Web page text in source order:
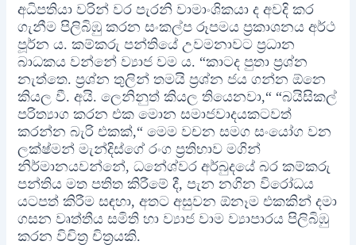
අධිපතියා වරින් වර පැරනි වාමාංශිකයා ද අවදි කර
ගැනීම පිලිබිඹු කරන සංකල්ප රූපමය ප්‍රකාශනය අර්ථ
පූර්න ය. කම්කරු පන්තියේ උවමනාවට ප්‍රධාන
බාධකය වන්නේ ව්‍යාජ වම ය. “කාටද පුතා ප්‍රශ්න
නැත්තෙ. ප්‍රශ්න තුලින් තමයි ප්‍රශ්න ජය ගන්න ඕනෙ
කියල වී. අයි. ලෙනිනුත් කියල තියෙනවා,“ “බයිසිකල්
පරිත්‍යාග කරන එක මොන සමාජවාදයකටවත්
කරන්න බැරි එකක්,“ මෙම වචන සමග සංයෝග වන
ලක්ෂ්මන් මැන්දිස්ගේ රංග ප්‍රතිභාව මගින්
නිර්මානයවන්නේ, ධනේශ්වර අර්බුදයේ බර කම්කරු
පන්තිය මත පතිත කිරීමේ දී, පැන නගින විරෝධය
යටපත් කිරීම සඳහා, අතට අසුවන ඕනෑම එකකින් දමා
ගසන වෘත්තීය සමිති හා ව්‍යාජ වාම ව්‍යාපාරය පිලිබිඹු
කරන විචිත්‍ර චිත්‍රයකි.